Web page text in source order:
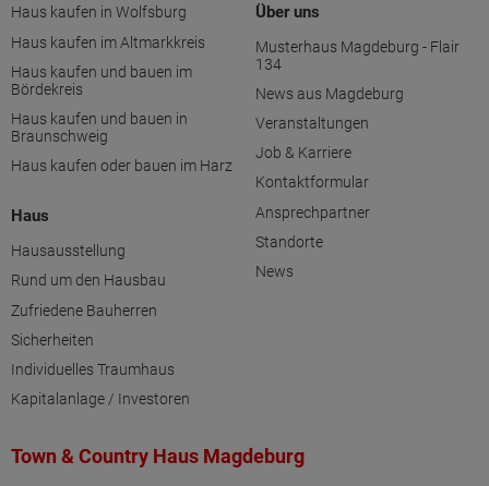
Haus kaufen in Wolfsburg
Haus kaufen im Altmarkkreis
Haus kaufen und bauen im
Bördekreis
Haus kaufen und bauen in
Braunschweig
Haus kaufen oder bauen im Harz
Haus
Hausausstellung
Rund um den Hausbau
Zufriedene Bauherren
Sicherheiten
Individuelles Traumhaus
Kapitalanlage / Investoren
Über uns
Musterhaus Magdeburg - Flair
134
News aus Magdeburg
Veranstaltungen
Job & Karriere
Kontaktformular
Ansprechpartner
Standorte
News
Town & Country Haus Magdeburg